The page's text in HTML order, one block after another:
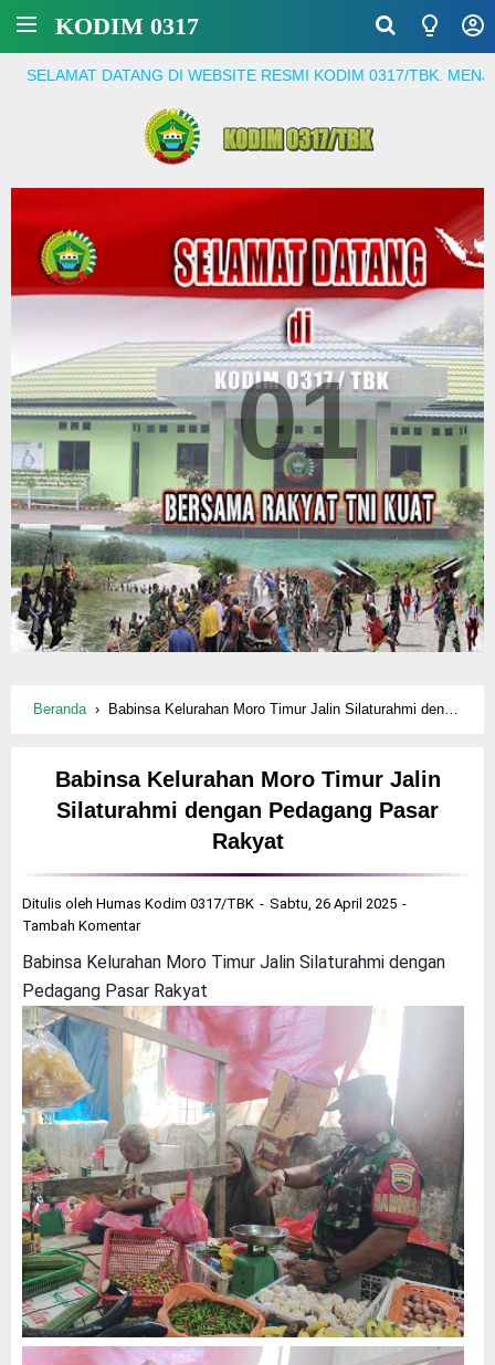
KODIM 0317
DATANG DI WEBSITE RESMI KODIM 0317/TBK. MENJADI
01
Beranda › Babinsa Kelurahan Moro Timur Jalin Silaturahmi dengan Pedagang Pasar Rakyat
Babinsa Kelurahan Moro Timur Jalin
Silaturahmi dengan Pedagang Pasar
Rakyat
Ditulis oleh Humas Kodim 0317/TBK
Sabtu, 26 April 2025
Tambah Komentar
Babinsa Kelurahan Moro Timur Jalin Silaturahmi dengan
Pedagang Pasar Rakyat